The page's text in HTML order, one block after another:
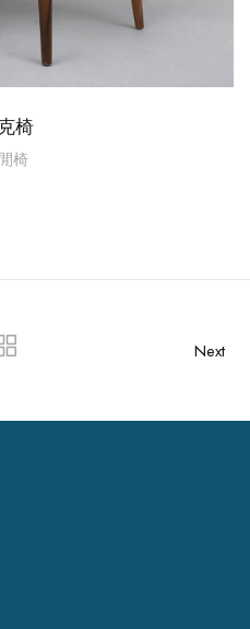
椅
椅
Next